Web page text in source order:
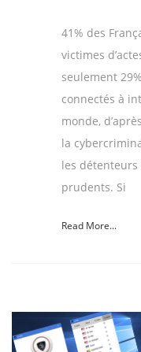
41% des
victimes
seulement
connectés à
monde,
la
les détenteurs
prudents. Si
Read More...